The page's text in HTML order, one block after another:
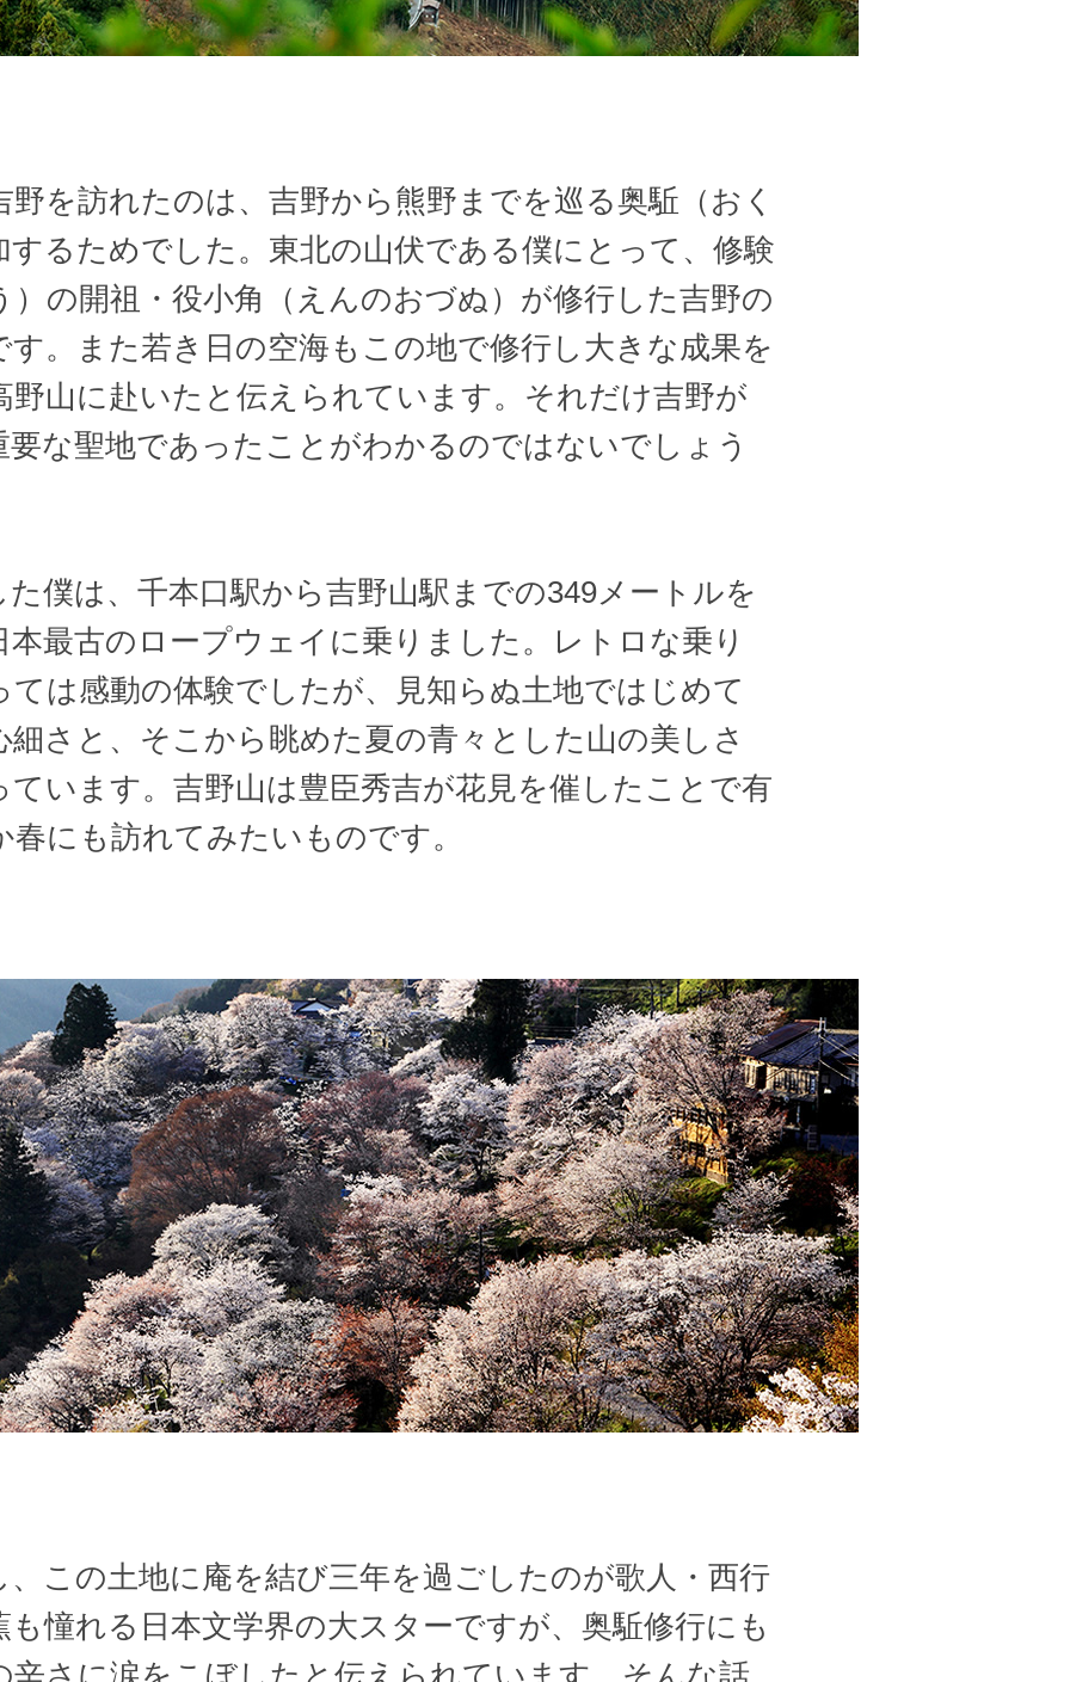
を訪れたのは、吉野から熊野までを巡る奥駈（おく
するためでした。東北の山伏である僕にとって、修験
）の開祖・役小角（えんのおづぬ）が修行した吉野の
す。また若き日の空海もこの地で修行し大きな成果を
野山に赴いたと伝えられています。それだけ吉野が
要な聖地であったことがわかるのではないでしょう
僕は、千本口駅から吉野山駅までの349メートルを
最古のロープウェイに乗りました。レトロな乗り
ては感動の体験でしたが、見知らぬ土地ではじめて
細さと、そこから眺めた夏の青々とした山の美しさ
ています。吉野山は豊臣秀吉が花見を催したことで有
にも訪れてみたいものです。
この土地に庵を結び三年を過ごしたのが歌人・西行
憧れる日本文学界の大スターですが、奥駈修行にも
辛さに涙をこぼしたと伝えられています。そんな話